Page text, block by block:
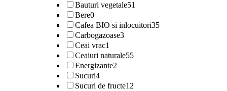
Bauturi vegetale51
Bere0
Cafea BIO si inlocuitori35
Carbogazoase3
Ceai vrac1
Ceaiuri naturale55
Energizante2
Sucuri4
Sucuri de fructe12